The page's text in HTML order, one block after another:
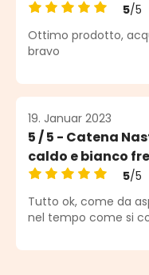
Durchschnittliche
5/5
Ottimo prodotto,
bravo
19. Januar 2023
5 / 5 - Catena
caldo e bianco
Durchschnittliche
5/5
Tutto ok, come da
nel tempo come si